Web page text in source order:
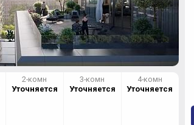
2-комн
Уточняется
3-комн
Уточняется
4-комн
Уточняется